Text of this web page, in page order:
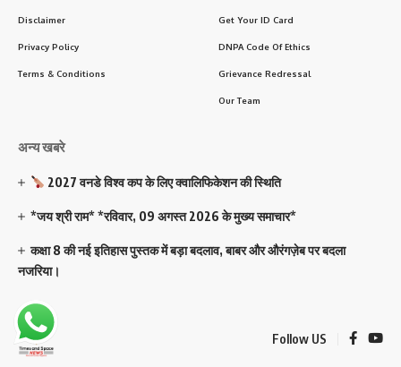
Disclaimer
Privacy Policy
Terms & Conditions
Get Your ID Card
DNPA Code Of Ethics
Grievance Redressal
Our Team
अन्य खबरे
2027 वनडे विश्व कप के लिए क्वालिफिकेशन की स्थिति
*जय श्री राम* *रविवार, 09 अगस्त 2026 के मुख्य समाचार*
कक्षा 8 की नई इतिहास पुस्तक में बड़ा बदलाव, बाबर और औरंगज़ेब पर बदला
नजरिया।
Follow US